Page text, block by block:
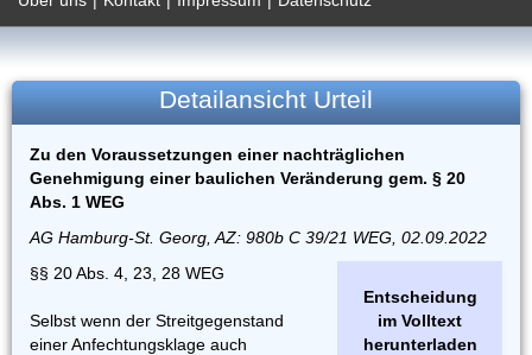
Detailansicht Urteil
Zu den Voraussetzungen einer nachträglichen
Genehmigung einer baulichen Veränderung gem. § 20
Abs. 1 WEG
AG Hamburg-St. Georg, AZ: 980b C 39/21 WEG, 02.09.2022
Entscheidung
im Volltext
herunterladen
§§ 20 Abs. 4, 23, 28 WEG
Selbst wenn der Streitgegenstand
einer Anfechtungsklage auch